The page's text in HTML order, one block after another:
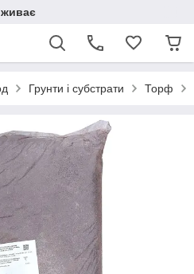
Грунти і субстрати Торф